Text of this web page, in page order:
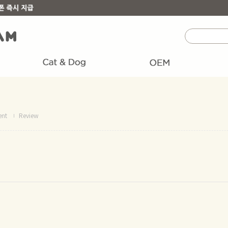
Review